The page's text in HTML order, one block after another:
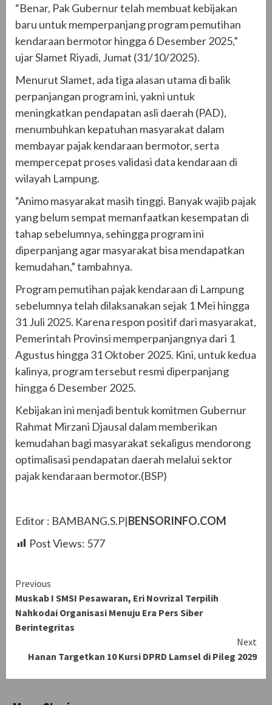
“Benar, Pak Gubernur telah membuat kebijakan
baru untuk memperpanjang program pemutihan
kendaraan bermotor hingga 6 Desember 2025,”
ujar Slamet Riyadi, Jumat (31/10/2025).
Menurut Slamet, ada tiga alasan utama di balik
perpanjangan program ini, yakni untuk
meningkatkan pendapatan asli daerah (PAD),
menumbuhkan kepatuhan masyarakat dalam
membayar pajak kendaraan bermotor, serta
mempercepat proses validasi data kendaraan di
wilayah Lampung.
“Animo masyarakat masih tinggi. Banyak wajib pajak
yang belum sempat memanfaatkan kesempatan di
tahap sebelumnya, sehingga program ini
diperpanjang agar masyarakat bisa mendapatkan
kemudahan,” tambahnya.
Program pemutihan pajak kendaraan di Lampung
sebelumnya telah dilaksanakan sejak 1 Mei hingga
31 Juli 2025. Karena respon positif dari masyarakat,
Pemerintah Provinsi memperpanjangnya dari 1
Agustus hingga 31 Oktober 2025. Kini, untuk kedua
kalinya, program tersebut resmi diperpanjang
hingga 6 Desember 2025.
Kebijakan ini menjadi bentuk komitmen Gubernur
Rahmat Mirzani Djausal dalam memberikan
kemudahan bagi masyarakat sekaligus mendorong
optimalisasi pendapatan daerah melalui sektor
pajak kendaraan bermotor.(BSP)
Editor : BAMBANG.S.P|BENSORINFO.COM
Post Views: 577
Continue
Reading
Previous
Muskab I SMSI Pesawaran, Eri Novrizal Terpilih
Nahkodai Organisasi Menuju Era Pers Siber
Berintegritas
Next
Hanan Targetkan 10 Kursi DPRD Lamsel di Pileg 2029